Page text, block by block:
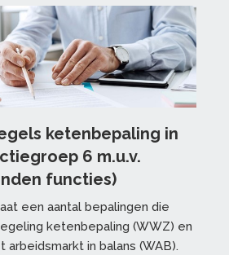
ketenbepaling in
6 m.u.v.
functies)
een aantal bepalingen die
ketenbepaling (WWZ) en
arbeidsmarkt in balans (WAB).